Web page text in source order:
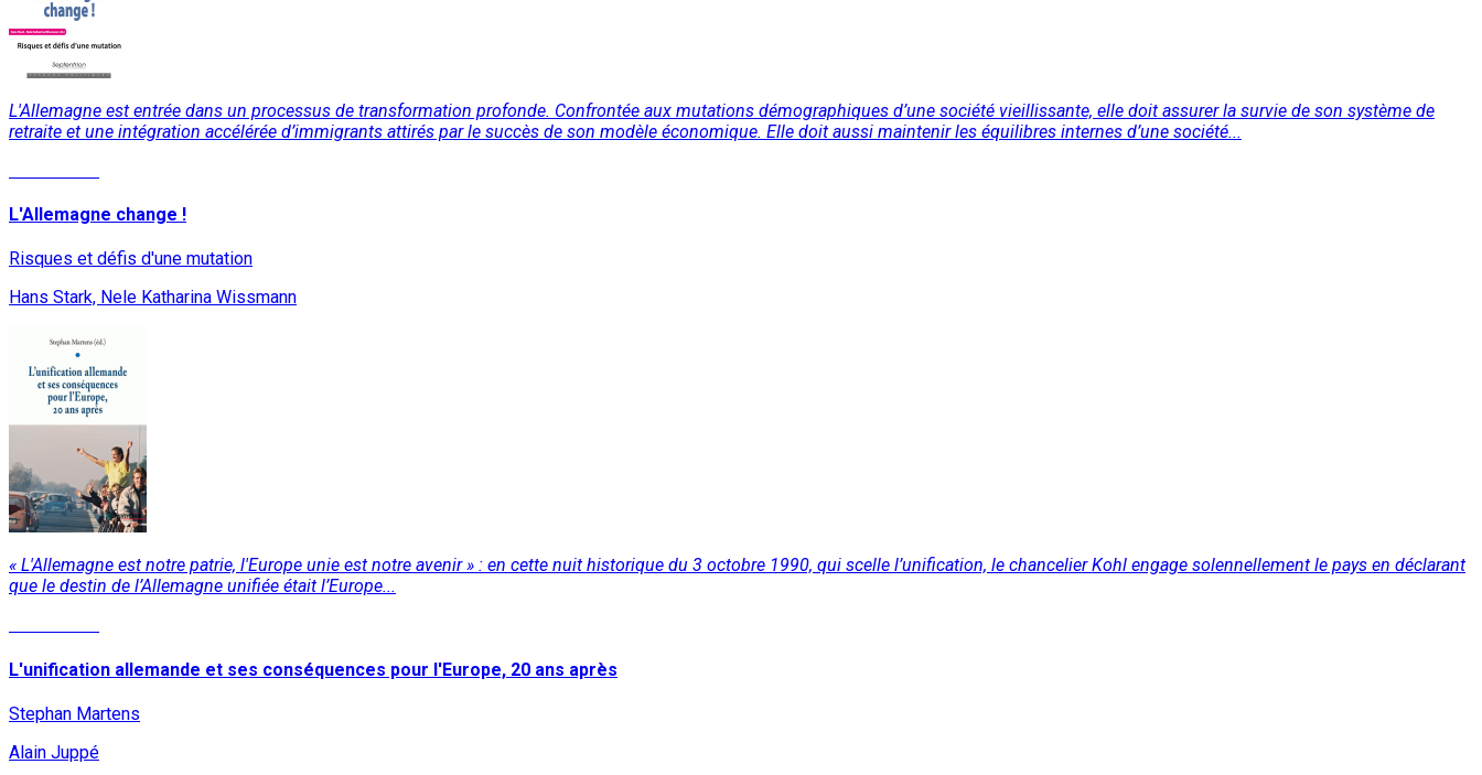
L'Allemagne est entrée dans un processus de transformation profonde. Confrontée aux mutations démographiques d’une société vieillissante, elle doit assurer la survie de son système de
retraite et une intégration accélérée d’immigrants attirés par le succès de son modèle économique. Elle doit aussi maintenir les équilibres internes d’une société...
L'Allemagne change !
Risques et défis d'une mutation
Hans Stark, Nele Katharina Wissmann
« L'Allemagne est notre patrie, l'Europe unie est notre avenir » : en cette nuit historique du 3 octobre 1990, qui scelle l’unification, le chancelier Kohl engage solennellement le pays en déclarant
que le destin de l’Allemagne unifiée était l’Europe...
L'unification allemande et ses conséquences pour l'Europe, 20 ans après
Stephan Martens
Alain Juppé